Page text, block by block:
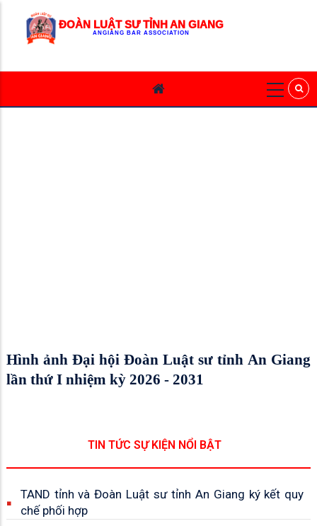
ĐOÀN LUẬT SƯ TỈNH AN GIANG
ANGIANG BAR ASSOCIATION
Hình ảnh Đại hội Đoàn Luật sư tỉnh An Giang
lần thứ I nhiệm kỳ 2026 - 2031
TIN TỨC SỰ KIỆN NỔI BẬT
TAND tỉnh và Đoàn Luật sư tỉnh An Giang ký kết quy
chế phối hợp